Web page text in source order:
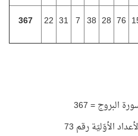
76
28
38
7
31
22
367
= 367
الأوّليّة رقم 73